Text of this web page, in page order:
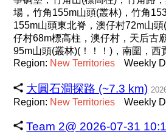
場，竹角155m山頭(叢林)，竹角
155m山頭東北脊，澳仔村72m山
仔村68m標高柱，澳仔村，天后古
95m山頭(叢林)(！！！)，南圍，西
Region: New Territories Weekly
大圓石澗探路 (~7.3 km)
Region: New Territories Weekly
Team 2@ 2026-07-31